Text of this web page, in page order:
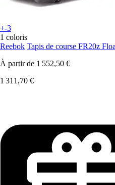
+-3
1 coloris
Reebok Tapis de course FR20z
À partir de 1 552,50 €
1 311,70 €